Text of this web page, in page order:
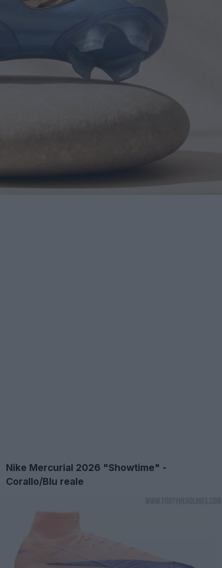
Nike Mercurial 2026 "Showtime" -
Corallo/Blu reale